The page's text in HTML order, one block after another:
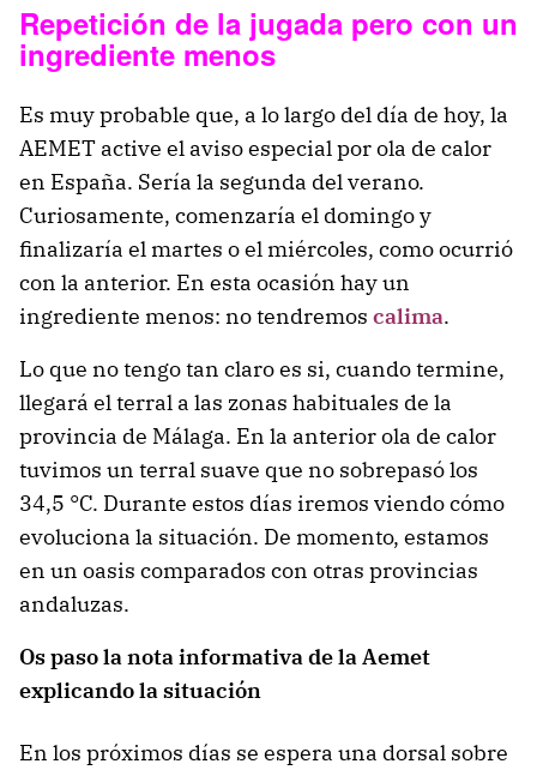
Repetición de la jugada pero con un
ingrediente menos
Es muy probable que, a lo largo del día de hoy, la
AEMET active el aviso especial por ola de calor
en España. Sería la segunda del verano.
Curiosamente, comenzaría el domingo y
finalizaría el martes o el miércoles, como ocurrió
con la anterior. En esta ocasión hay un
ingrediente menos: no tendremos calima.
Lo que no tengo tan claro es si, cuando termine,
llegará el terral a las zonas habituales de la
provincia de Málaga. En la anterior ola de calor
tuvimos un terral suave que no sobrepasó los
34,5 °C. Durante estos días iremos viendo cómo
evoluciona la situación. De momento, estamos
en un oasis comparados con otras provincias
andaluzas.
Os paso la nota informativa de la Aemet
explicando la situación
En los próximos días se espera una dorsal sobre